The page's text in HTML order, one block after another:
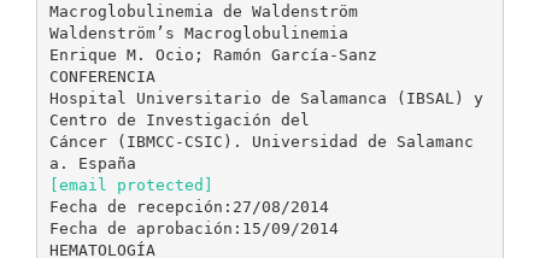
Macroglobulinemia de Waldenström
Waldenström’s Macroglobulinemia
Enrique M. Ocio; Ramón García-Sanz
CONFERENCIA
Hospital Universitario de Salamanca (IBSAL) y
Centro de Investigación del
Cáncer (IBMCC-CSIC). Universidad de Salamanc
[email protected]